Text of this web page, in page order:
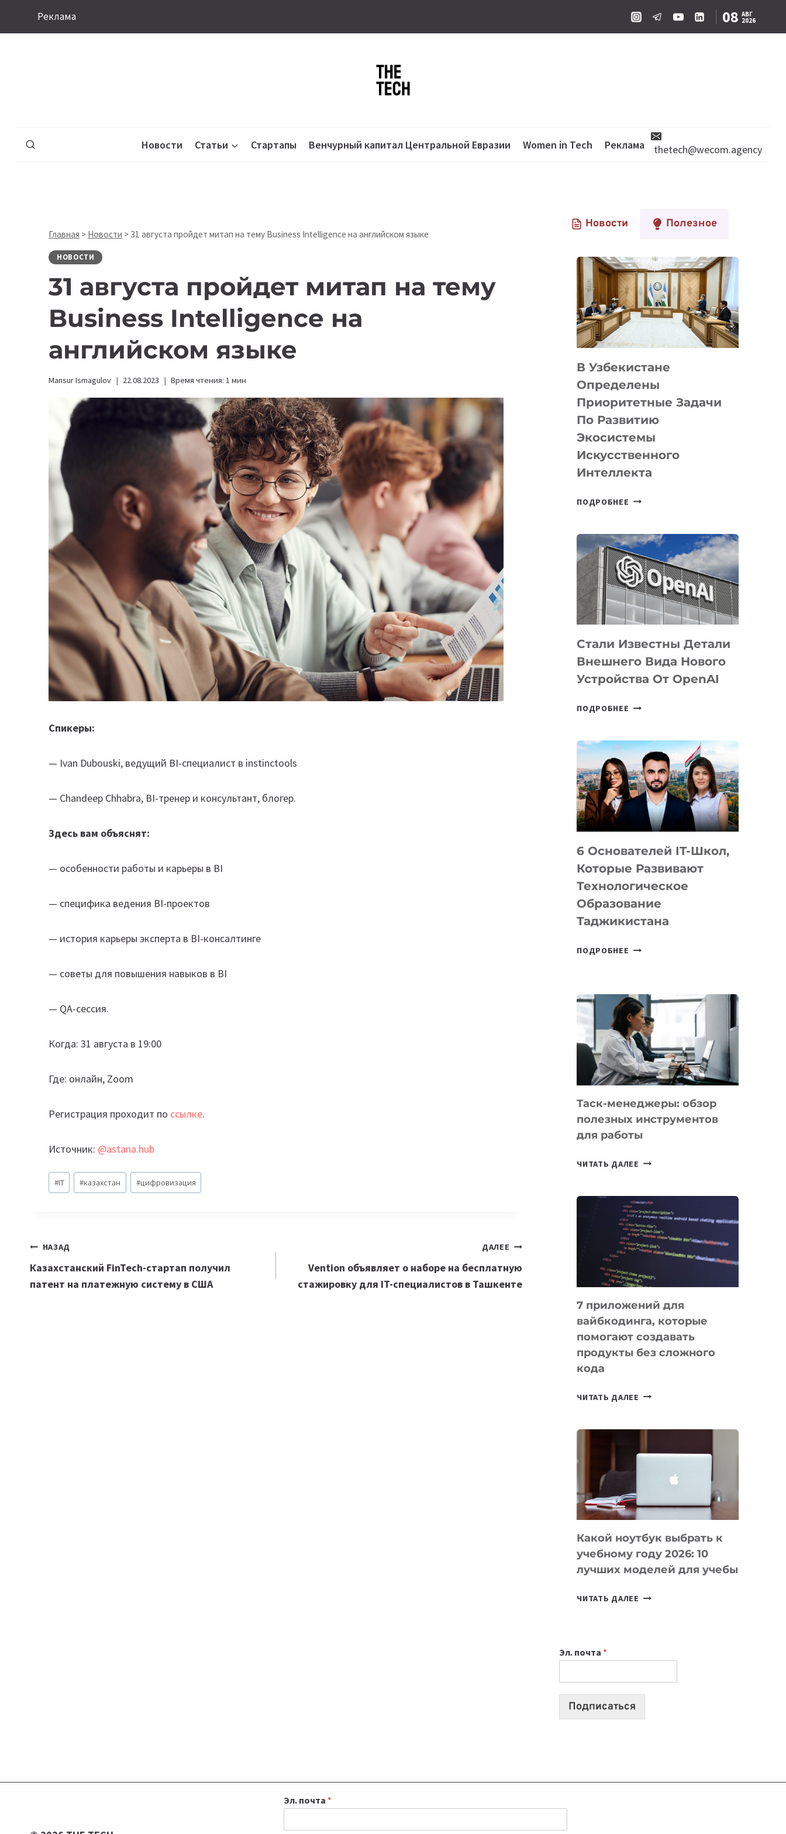
Реклама 08 АВГ
2026
Новости Статьи Стартапы Венчурный капитал Центральной Евразии Women in Tech Реклама thetech@wecom.agency
Главная > Новости > 31 августа пройдет митап на тему Business Intelligence на английском языке
НОВОСТИ
31 августа пройдет митап на тему
Business Intelligence на
английском языке
Mansur Ismagulov 22.08.2023 Время чтения: 1 мин
Спикеры:
— Ivan Dubouski, ведущий BI-специалист в instinctools
— Chandeep Chhabra, BI-тренер и консультант, блогер.
Здесь вам объяснят:
— особенности работы и карьеры в BI
— специфика ведения BI-проектов
— история карьеры эксперта в BI-консалтинге
— советы для повышения навыков в BI
— QA-сессия.
Когда: 31 августа в 19:00
Где: онлайн, Zoom
Регистрация проходит по ссылке.
Источник: @astana.hub
Метки
записи:
#IT #казахстан #цифровизация
Навигация
по
НАЗАД
Казахстанский FinTech-стартап получил
патент на платежную систему в США
ДАЛЕЕ
Vention объявляет о наборе на бесплатную
стажировку для IT-специалистов в Ташкенте
Новости Полезное
В Узбекистане
Определены
Приоритетные Задачи
По Развитию
Экосистемы
Искусственного
Интеллекта
ПОДРОБНЕЕ В
ПРИОРИТЕТНЫЕ
ЗАДАЧИ
ПО
РАЗВИТИЮ
ЭКОСИСТЕМЫ
ИСКУССТВЕННОГО
Стали Известны Детали
Внешнего Вида Нового
Устройства От OpenAI
ПОДРОБНЕЕ СТАЛИ
ВНЕШНЕГО
ВИДА
НОВОГО
УСТРОЙСТВА
OPENAI
6 Основателей IT-Школ,
Которые Развивают
Технологическое
Образование
Таджикистана
ПОДРОБНЕЕ
КОТОРЫЕ
РАЗВИВАЮТ
ТЕХНОЛОГИЧЕСКОЕ
ОБРАЗОВАНИЕ
ТАДЖИКИСТАНА
Таск-менеджеры: обзор
полезных инструментов
для работы
ЧИТАТЬ ДАЛЕЕ ТАСК-
ПОЛЕЗНЫХ
ИНСТРУМЕНТОВ
ДЛЯ
РАБОТЫ
7 приложений для
вайбкодинга, которые
помогают создавать
продукты без сложного
кода
ЧИТАТЬ ДАЛЕЕ
КОТОРЫЕ
СОЗДАВАТЬ
БЕЗ
КОДА
Какой ноутбук выбрать к
учебному году 2026: 10
лучших моделей для учебы
ЧИТАТЬ ДАЛЕЕ КАКОЙ
2026:
10
Эл. почта *
Подписаться
Эл. почта *